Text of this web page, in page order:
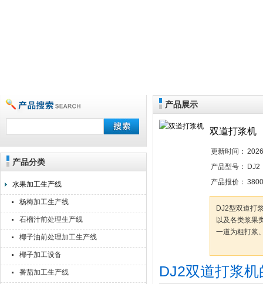
靖江佳莉食品机械有限公司
产品分类
水果加工生产线
杨梅加工生产线
石榴汁前处理生产线
椰子油前处理加工生产线
椰子加工设备
番茄加工生产线
产品展示
双道打浆机
更新时间：
产品型号：
DJ2
产品报价：
DJ2型双道打
以及各类浆果
一道为粗打浆
DJ2双道打浆